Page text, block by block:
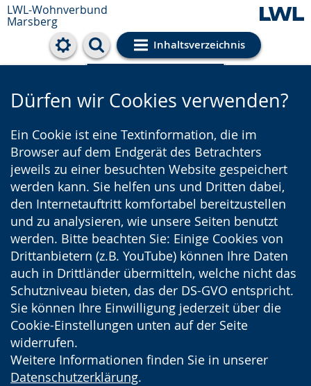
LWL-Wohnverbund
Marsberg
Inhaltsverzeichnis
Cookie-Einstellungen
Dürfen wir Cookies verwenden?
Ein Cookie ist eine Textinformation, die im
Browser auf dem Endgerät des Betrachters
jeweils zu einer besuchten Website gespeichert
werden kann. Sie helfen uns und Dritten dabei,
den Internetauftritt komfortabel bereitzustellen
und zu analysieren, wie unsere Seiten benutzt
werden. Bitte beachten Sie: Einige Cookies von
Drittanbietern (z.B. YouTube) können Ihre Daten
auch in Drittländer übermitteln, welche nicht das
Schutzniveau bieten, das der DS-GVO entspricht.
Sie können Ihre Einwilligung jederzeit über die
Cookie-Einstellungen unten auf der Seite
widerrufen.
Weitere Informationen finden Sie in unserer
Datenschutzerklärung.